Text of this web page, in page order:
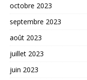
octobre 2023
septembre 2023
août 2023
juillet 2023
juin 2023